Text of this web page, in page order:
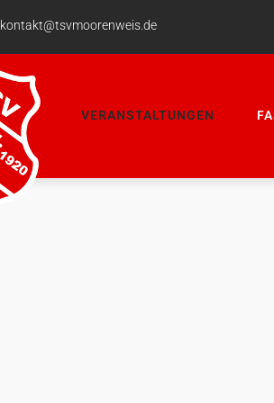
kontakt@tsvmoorenweis.de
VERANSTALTUNGEN